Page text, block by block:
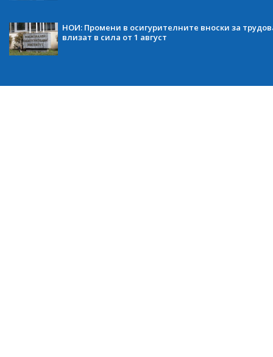
НОИ: Промени в осигурителните вноски за
влизат в сила от 1 август